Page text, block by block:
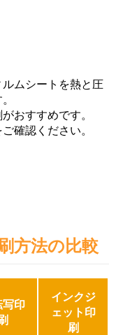
ムシートを熱と圧
おすすめです。
ご確認ください。
方法の比較
印
インクジ
ェット印
刷